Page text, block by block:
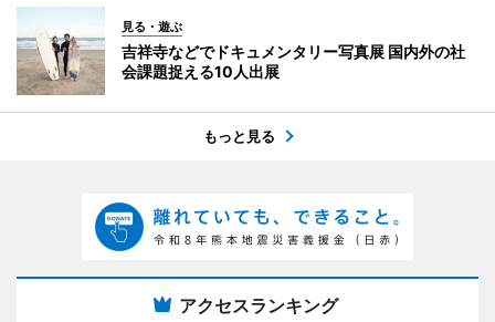
見る・遊ぶ
吉祥寺などでドキュメンタリー写真展 国内外の社
会課題捉える10人出展
もっと見る
アクセスランキング